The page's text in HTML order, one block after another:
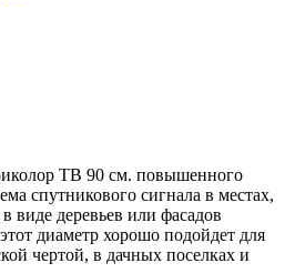
ТВ 90 см. повышенного
спутникового сигнала в местах,
виде деревьев или фасадов
диаметр хорошо подойдет для
чертой, в дачных поселках и